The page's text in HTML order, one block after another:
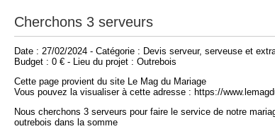
Cherchons 3 serveurs
Date : 27/02/2024 - Catégorie : Devis serveur, serveuse et
Budget : 0 € - Lieu du projet : Outrebois
Cette page provient du site Le Mag du Mariage
Vous pouvez la visualiser à cette adresse : https://
Nous cherchons 3 serveurs pour faire le service de notre
outrebois dans la somme